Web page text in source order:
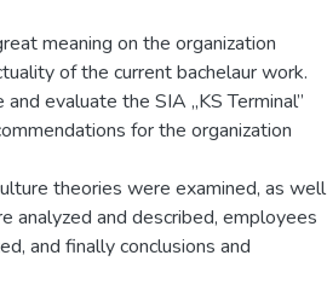
meaning on the organization
of the current bachelaur work.
evaluate the SIA „KS Terminal”
for the organization
theories were examined, as well
analyzed and described, employees
and finally conclusions and